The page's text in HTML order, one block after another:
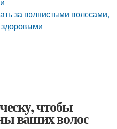
за волнистыми волосами,
здоровыми
чтобы
ваших волос